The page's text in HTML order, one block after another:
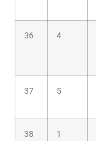
36 4
37 5
38 1